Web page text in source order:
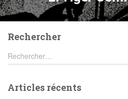
Rechercher
R
e
h
e
Rechercher…
Articles récents